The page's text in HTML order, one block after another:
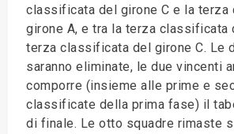
classificata del girone C e la
girone A, e tra la terza classificata
terza classificata del girone C. Le
saranno eliminate, le due vincenti
comporre (insieme alle prime e
classificate della prima fase) il
di finale. Le otto squadre rimaste